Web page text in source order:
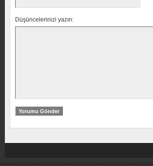
Düşüncelerinizi yazın: